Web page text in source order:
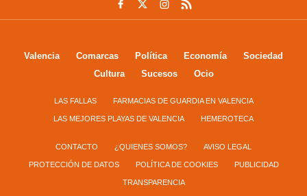
Valencia Comarcas Política Economía
Sociedad
Cultura
Sucesos Ocio
LAS FALLAS FARMACIAS DE GUARDIA EN VALENCIA
LAS MEJORES PLAYAS DE VALENCIA HEMEROTECA
CONTACTO ¿QUIENES SOMOS? AVISO LEGAL
PROTECCIÓN DE DATOS POLÍTICA DE COOKIES PUBLICIDAD
TRANSPARENCIA